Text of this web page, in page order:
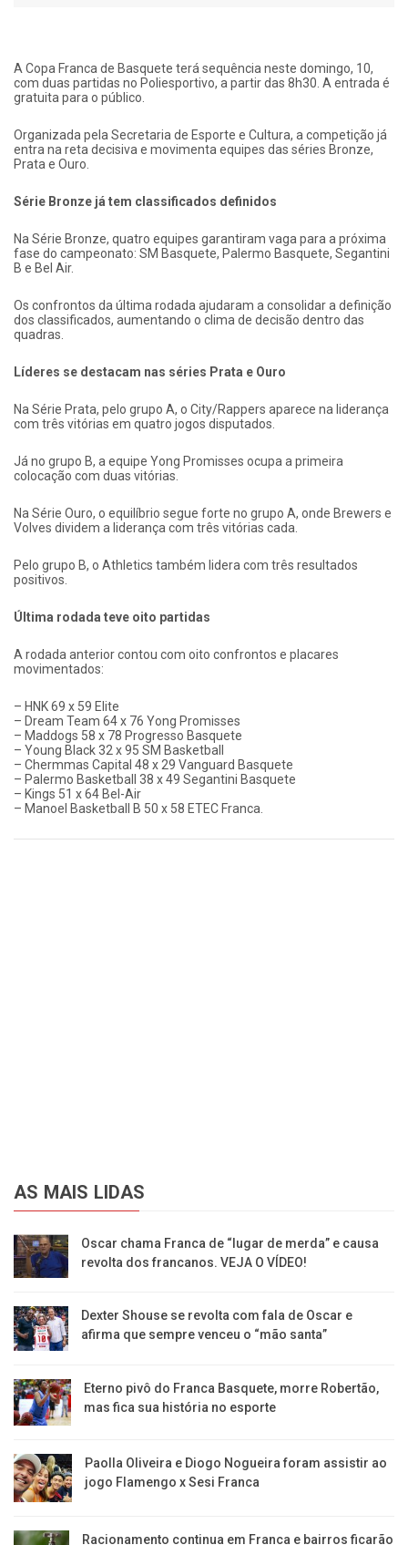
A Copa Franca de Basquete terá sequência neste domingo, 10,
com duas partidas no Poliesportivo, a partir das 8h30. A entrada é
gratuita para o público.
Organizada pela Secretaria de Esporte e Cultura, a competição já
entra na reta decisiva e movimenta equipes das séries Bronze,
Prata e Ouro.
Série Bronze já tem classificados definidos
Na Série Bronze, quatro equipes garantiram vaga para a próxima
fase do campeonato: SM Basquete, Palermo Basquete, Segantini
B e Bel Air.
Os confrontos da última rodada ajudaram a consolidar a definição
dos classificados, aumentando o clima de decisão dentro das
quadras.
Líderes se destacam nas séries Prata e Ouro
Na Série Prata, pelo grupo A, o City/Rappers aparece na liderança
com três vitórias em quatro jogos disputados.
Já no grupo B, a equipe Yong Promisses ocupa a primeira
colocação com duas vitórias.
Na Série Ouro, o equilíbrio segue forte no grupo A, onde Brewers e
Volves dividem a liderança com três vitórias cada.
Pelo grupo B, o Athletics também lidera com três resultados
positivos.
Última rodada teve oito partidas
A rodada anterior contou com oito confrontos e placares
movimentados:
– HNK 69 x 59 Elite
– Dream Team 64 x 76 Yong Promisses
– Maddogs 58 x 78 Progresso Basquete
– Young Black 32 x 95 SM Basketball
– Chermmas Capital 48 x 29 Vanguard Basquete
– Palermo Basketball 38 x 49 Segantini Basquete
– Kings 51 x 64 Bel-Air
– Manoel Basketball B 50 x 58 ETEC Franca.
AS MAIS LIDAS
Oscar chama Franca de “lugar de merda” e causa
revolta dos francanos. VEJA O VÍDEO!
Dexter Shouse se revolta com fala de Oscar e
afirma que sempre venceu o “mão santa”
Eterno pivô do Franca Basquete, morre Robertão,
mas fica sua história no esporte
Paolla Oliveira e Diogo Nogueira foram assistir ao
jogo Flamengo x Sesi Franca
Racionamento continua em Franca e bairros ficarão